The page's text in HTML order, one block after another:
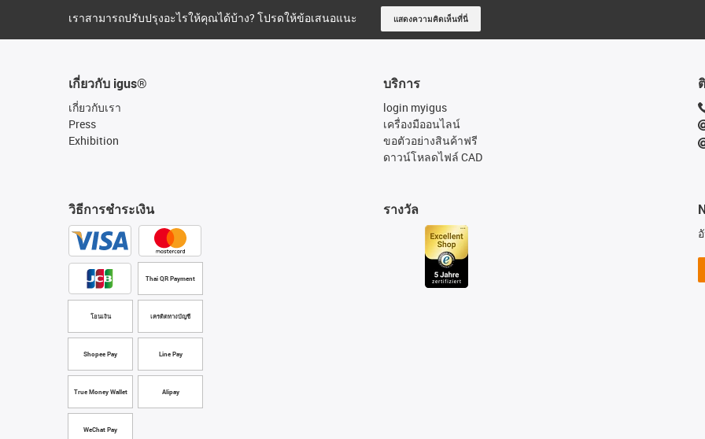
เราสามารถปรับปรุงอะไรให้คุณได้บ้าง? โปรดให้ข้อเสนอแนะ แสดงความคิดเห็นที่นี่
เกี่ยวกับ igus®
เกี่ยวกับเรา
Press
Exhibition
วิธีการชำระเงิน
Thai QR Payment
โอนเงิน เครดิตทางบัญชี
Shopee Pay Line Pay
True Money Wallet Alipay
WeChat Pay
บริการ
login myigus
เครื่องมืออนไลน์
ขอตัวอย่างสินค้าฟรี
ดาวน์โหลดไฟล์ CAD
รางวัล